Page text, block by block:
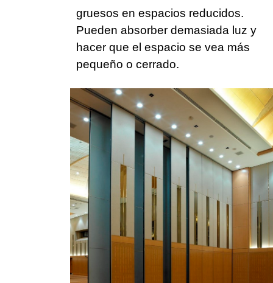
gruesos en espacios reducidos.
Pueden absorber demasiada luz y
hacer que el espacio se vea más
pequeño o cerrado.